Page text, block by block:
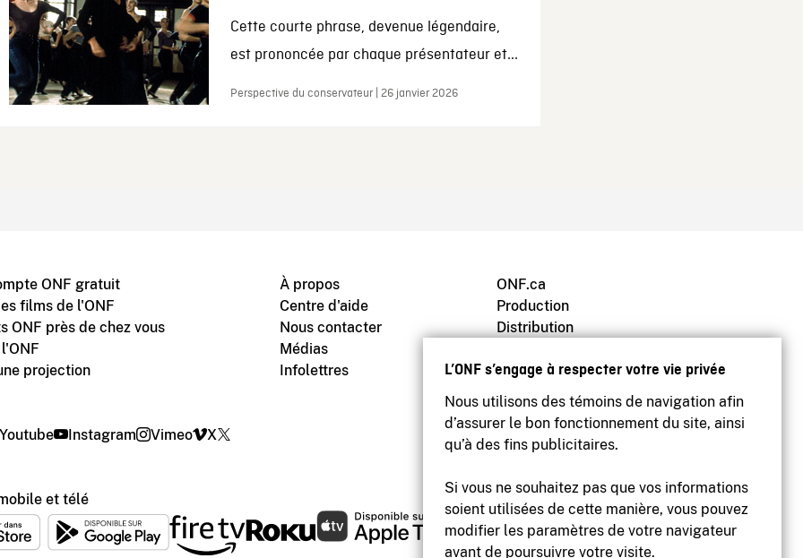
L’ONF s’engage à respecter votre vie privée
Nous utilisons des témoins de navigation afin
d’assurer le bon fonctionnement du site, ainsi
qu’à des fins publicitaires.
Si vous ne souhaitez pas que vos informations
soient utilisées de cette manière, vous pouvez
modifier les paramètres de votre navigateur
avant de poursuivre votre visite.
Cette courte phrase, devenue légendaire,
est prononcée par chaque présentateur et...
Perspective du conservateur | 26 janvier 2026
ONF gratuit
films de l'ONF
ONF près de chez vous
projection
À propos
Centre d'aide
Nous contacter
Médias
Infolettres
ONF.ca
Production
Distribution
Archives
Youtube Instagram Vimeo X
et télé